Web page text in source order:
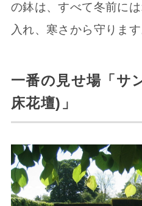
の鉢は、すべて冬前に
入れ、寒さから守ります
一番の見せ場「サ
床花壇)」